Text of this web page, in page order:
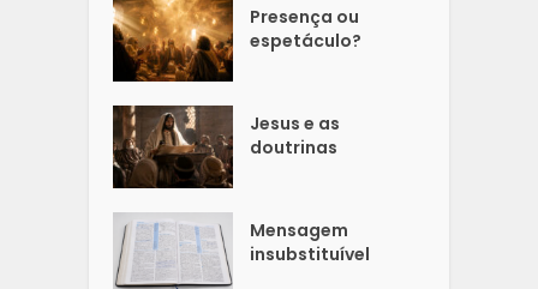
Presença ou
espetáculo?
Jesus e as
doutrinas
Mensagem
insubstituível